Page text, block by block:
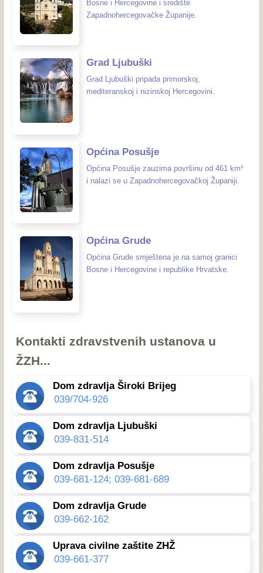
Bosne i Hercegovine i središte
Zapadnohercegovačke Županije.
Grad Ljubuški
Grad Ljubuški pripada primorskoj,
mediteranskoj i nizinskoj Hercegovini.
Općina Posušje
Općina Posušje zauzima površinu od 461 km²
i nalazi se u Zapadnohercegovačkoj Županiji.
Općina Grude
Općina Grude smještena je na samoj granici
Bosne i Hercegovine i republike Hrvatske.
Kontakti zdravstvenih ustanova u
ŽZH...
Dom zdravlja Široki Brijeg
039/704-926
Dom zdravlja Ljubuški
039-831-514
Dom zdravlja Posušje
039-681-124; 039-681-689
Dom zdravlja Grude
039-662-162
Uprava civilne zaštite ZHŽ
039-661-377